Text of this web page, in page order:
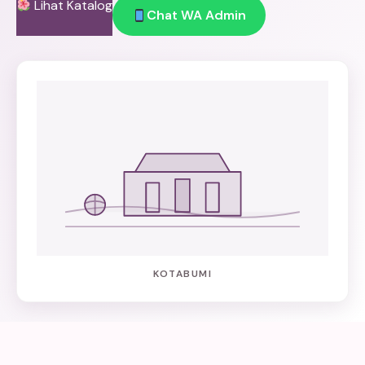
Lihat Katalog
Chat WA Admin
KOTABUMI